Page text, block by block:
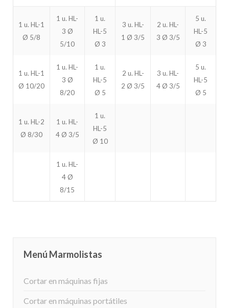
1 u. HL-1
Ø 5/8
1 u. HL-
3 Ø
5/10
1 u.
HL-5
Ø 3
3 u. HL-
1 Ø 3/5
2 u. HL-
3 Ø 3/5
5 u.
HL-5
Ø 3
1 u. HL-1
Ø 10/20
1 u. HL-
3 Ø
8/20
1 u.
HL-5
Ø 5
2 u. HL-
2 Ø 3/5
3 u. HL-
4 Ø 3/5
5 u.
HL-5
Ø 5
1 u. HL-2
Ø 8/30
1 u. HL-
4 Ø 3/5
1 u.
HL-5
Ø 10
1 u. HL-
4 Ø
8/15
Menú Marmolistas
Cortar en máquinas fijas
Cortar en máquinas portátiles